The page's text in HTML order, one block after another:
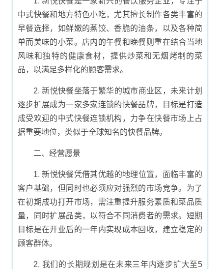
中式快餐和地方特色小吃，尤其擅长制作各类丰富的
早餐选择，如鲜嫩的蒸饺、香脆的油条，以及各种简
单而美味的小菜。店内的午餐和晚餐则重在结合当地
风味和独特的健康食材，提供炒菜和无烟烤制的菜
品，以满足多样化的顾客需求。
2. 新悦快餐坐落于繁华的城市商业区，未来计划
逐步扩展成为一家多家连锁的快餐品牌，目标是打造
成受欢迎的中式快餐连锁机构，力争在快餐市场上占
据重要地位，类似于全球知名的快餐品牌。
二、经营愿景
1. 新悦快餐凭借其优越的地理位置，面临丰富的
客户基础，但同时也必须应对强烈的市场竞争。为了
在初期成功打开市场，需注重提升服务素质和菜品质
量，同时扩展品类，以符合不同消费者的需求。短期
目标是在开业后的一年内实现成本回收，建立稳定的
顾客群体。
2. 我们的长期规划是在未来三年内逐步扩大至5